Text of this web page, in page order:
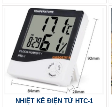
NHIỆT KẾ ĐIỆN TỬ HTC-1